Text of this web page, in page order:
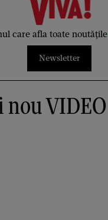
care afla toate noutățile
Newsletter
nou VIDEO